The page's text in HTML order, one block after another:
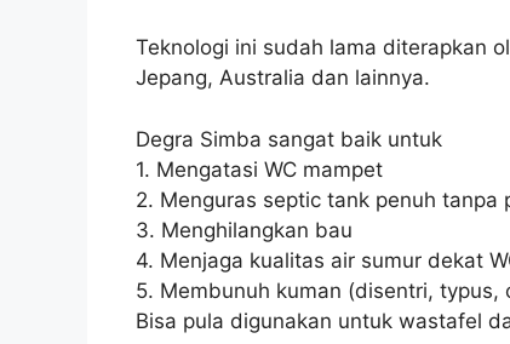
Teknologi ini sudah lama diterapkan
Jepang, Australia dan lainnya.
Degra Simba sangat baik untuk
1. Mengatasi WC mampet
2. Menguras septic tank penuh tanpa
3. Menghilangkan bau
4. Menjaga kualitas air sumur dekat
5. Membunuh kuman (disentri, typus,
Bisa pula digunakan untuk wastafel